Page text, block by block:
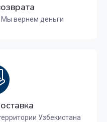
Мы вернем деньги
Узбекистана